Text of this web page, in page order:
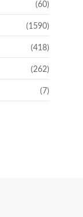
(60)
(1590)
(418)
(262)
(7)